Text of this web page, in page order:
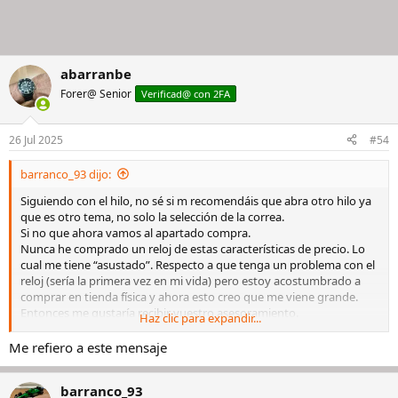
abarranbe
Forer@ Senior Verificad@ con 2FA
26 Jul 2025 #54
barranco_93 dijo:
Siguiendo con el hilo, no sé si m recomendáis que abra otro hilo ya
que es otro tema, no solo la selección de la correa.
Si no que ahora vamos al apartado compra.
Nunca he comprado un reloj de estas características de precio. Lo
cual me tiene “asustado”. Respecto a que tenga un problema con el
reloj (sería la primera vez en mi vida) pero estoy acostumbrado a
comprar en tienda física y ahora esto creo que me viene grande.
Entonces me gustaría recibir vuestro asesoramiento.
Por ejemplo:
1. He visto una oferta en eBay del modelo jubilee hablamos por
4290€ (he hablado con el vendedor y aceptaría 4000€) del
05/06/2025 de Alemania con toda la documentación, os adjunto
link:
Haz clic para expandir...
Me refiero a este mensaje
barranco_93